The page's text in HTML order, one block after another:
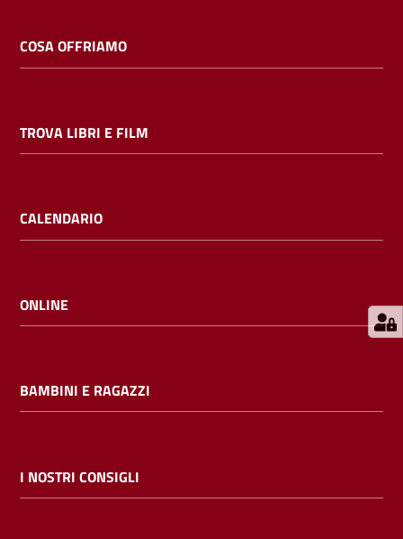
i
cataloghi
COSA OFFRIAMO
TROVA LIBRI E FILM
CALENDARIO
ONLINE
BAMBINI E RAGAZZI
I NOSTRI CONSIGLI